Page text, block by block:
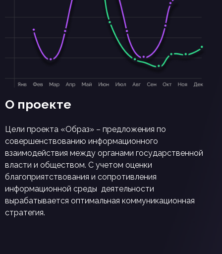
О проекте
Цели проекта «Образ» – предложения по
совершенствованию информационного
взаимодействия между органами государственной
власти и обществом. С учетом оценки
благоприятствования и сопротивления
информационной среды деятельности
вырабатывается оптимальная коммуникационная
стратегия.